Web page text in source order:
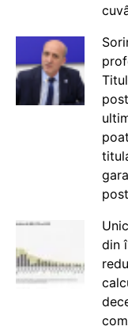
post
din